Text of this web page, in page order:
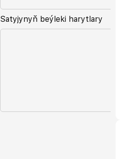
Satyjynyň beýleki harytlary